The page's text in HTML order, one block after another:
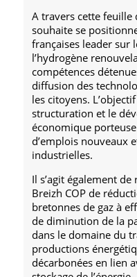
A travers cette feuille
souhaite se
françaises leader sur
l’hydrogène
compétences
diffusion des
les citoyens.
structuration et le
économique
d’emplois nouveaux
industrielles.
Il s’agit également
Breizh COP de
bretonnes de gaz à
de diminution de la
dans le domaine du
productions
décarbonées en lien